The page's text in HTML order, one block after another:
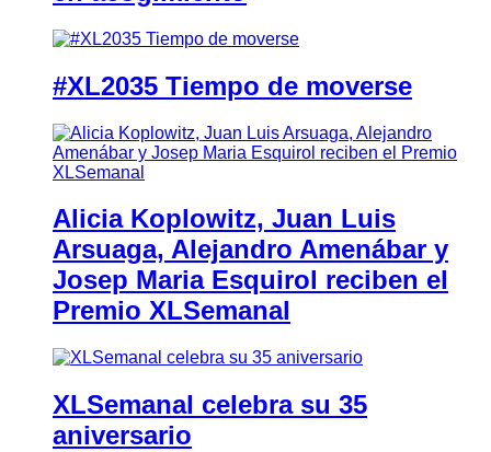
#XL2035 Tiempo de moverse
Alicia Koplowitz, Juan Luis
Arsuaga, Alejandro Amenábar y
Josep Maria Esquirol reciben el
Premio XLSemanal
XLSemanal celebra su 35
aniversario